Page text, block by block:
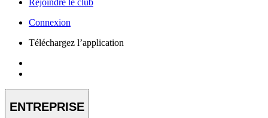
Connexion
Téléchargez l’application
ENTREPRISE